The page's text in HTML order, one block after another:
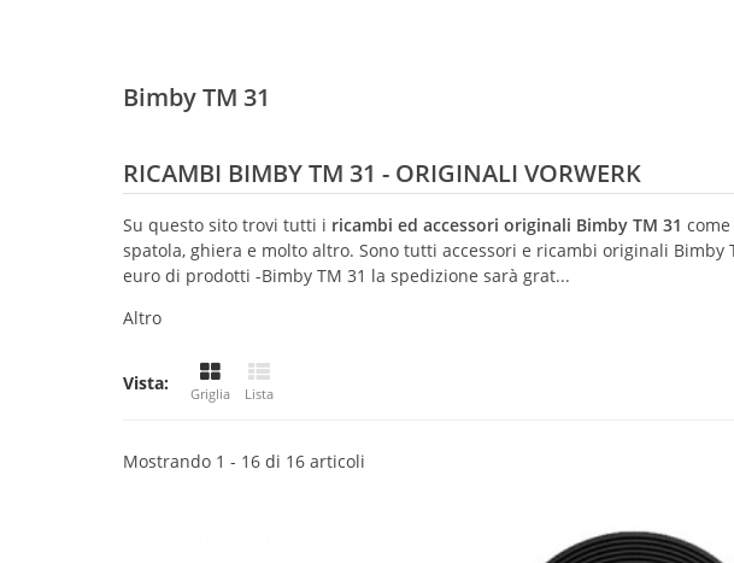
Bimby TM 31
RICAMBI BIMBY TM 31 - ORIGINALI VORWERK
Su questo sito trovi tutti i ricambi ed accessori originali Bimby TM 31
spatola, ghiera e molto altro. Sono tutti accessori e ricambi originali Bimby
euro di prodotti -Bimby TM 31 la spedizione sarà grat...
Altro
Vista: Griglia Lista
Mostrando 1 - 16 di 16 articoli